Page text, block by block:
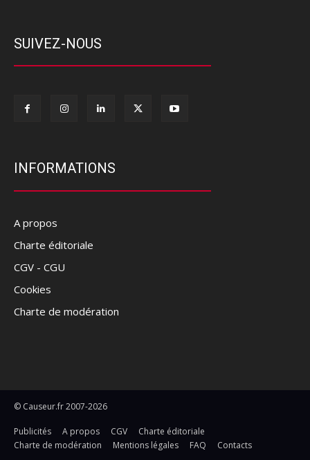
SUIVEZ-NOUS
INFORMATIONS
A propos
Charte éditoriale
CGV - CGU
Cookies
Charte de modération
© Causeur.fr 2007-2026
Publicités A propos CGV
Charte éditoriale
Charte de modération
Mentions légales FAQ Contacts